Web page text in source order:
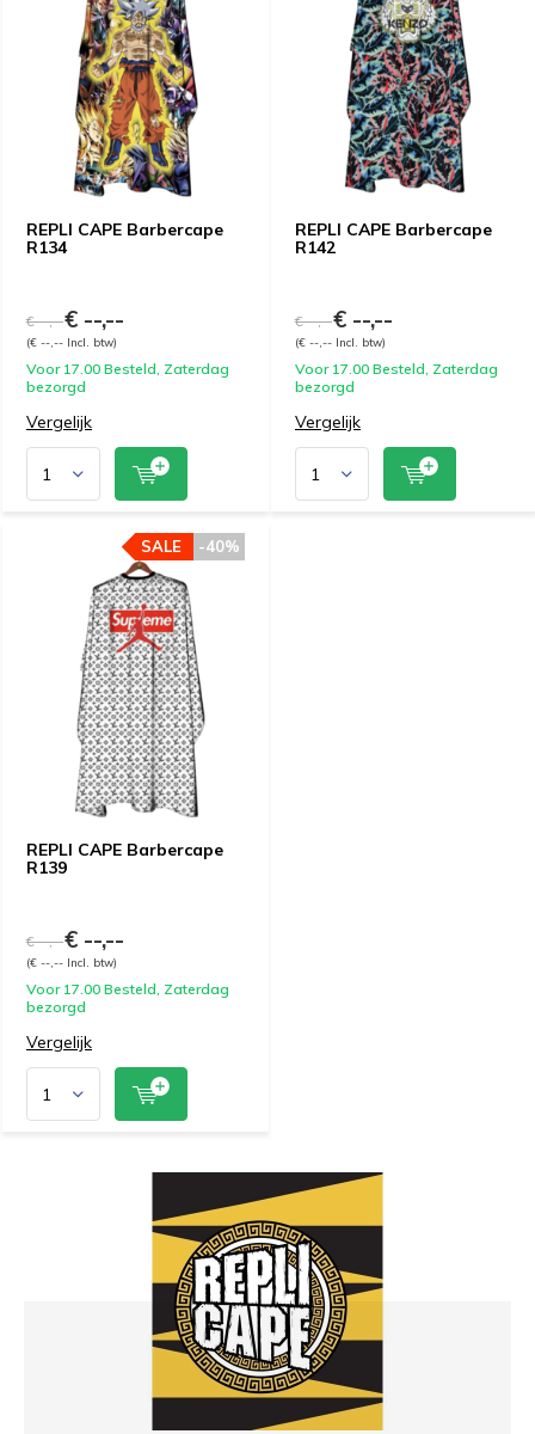
REPLI CAPE Barbercape
R134
€ --,--€ --,--
(€ --,-- Incl. btw)
Voor 17.00 Besteld, Zaterdag
bezorgd
Vergelijk
REPLI CAPE Barbercape
R142
€ --,--€ --,--
(€ --,-- Incl. btw)
Voor 17.00 Besteld, Zaterdag
bezorgd
Vergelijk
REPLI CAPE Barbercape
R139
-40%
SALE
€ --,--€ --,--
(€ --,-- Incl. btw)
Voor 17.00 Besteld, Zaterdag
bezorgd
Vergelijk